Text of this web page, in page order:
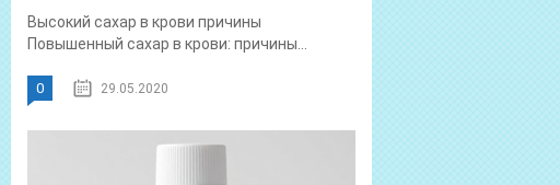
Высокий сахар в крови причины
Повышенный сахар в крови: причины...
0 29.05.2020